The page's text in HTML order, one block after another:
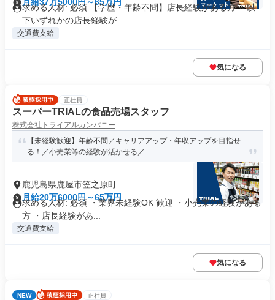
求める人材: 必須 【学歴・年齢不問】店長経験がある方 ～以
下いずれかの店長経験が...
交通費支給
気になる
正社員
スーパーTRIALの食品売場スタッフ
株式会社トライアルカンパニー
【未経験歓迎】年齢不問／キャリアアップ・年収アップを目指せ
る！／小売業等の経験が活かせる／...
鹿児島県鹿屋市笠之原町
月給20万6000円～65万円
求める人材: 必須 ・業界未経験OK 歓迎 ・小売業の経験がある
方 ・店長経験があ...
交通費支給
気になる
NEW 正社員